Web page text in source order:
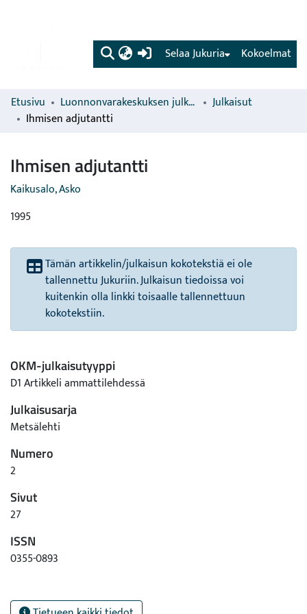
(current) Kokoelmat
Selaa Jukuria
Etusivu Luonnonvarakeskuksen julkaisut
Julkaisut
Ihmisen adjutantti
Ihmisen adjutantti
Kaikusalo, Asko
1995
Tämän artikkelin/julkaisun kokotekstiä ei ole
tallennettu Jukuriin. Julkaisun tiedoissa voi
kuitenkin olla linkki toisaalle tallennettuun
kokotekstiin.
OKM-julkaisutyyppi
D1 Artikkeli ammattilehdessä
Julkaisusarja
Metsälehti
Numero
2
Sivut
27
ISSN
0355-0893